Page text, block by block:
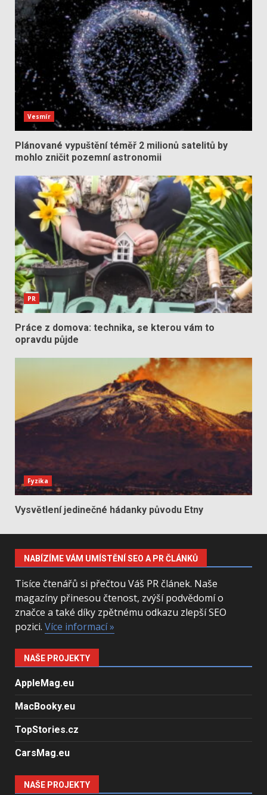
Vesmír
Plánované vypuštění téměř 2 milionů satelitů by
mohlo zničit pozemní astronomii
PR
Práce z domova: technika, se kterou vám to
opravdu půjde
Fyzika
Vysvětlení jedinečné hádanky původu Etny
NABÍZÍME VÁM UMÍSTĚNÍ SEO A PR ČLÁNKŮ
Tisíce čtenářů si přečtou Váš PR článek. Naše
magazíny přinesou čtenost, zvýší podvědomí o
značce a také díky zpětnému odkazu zlepší SEO
pozici. Více informací »
NAŠE PROJEKTY
AppleMag.eu
MacBooky.eu
TopStories.cz
CarsMag.eu
NAŠE PROJEKTY